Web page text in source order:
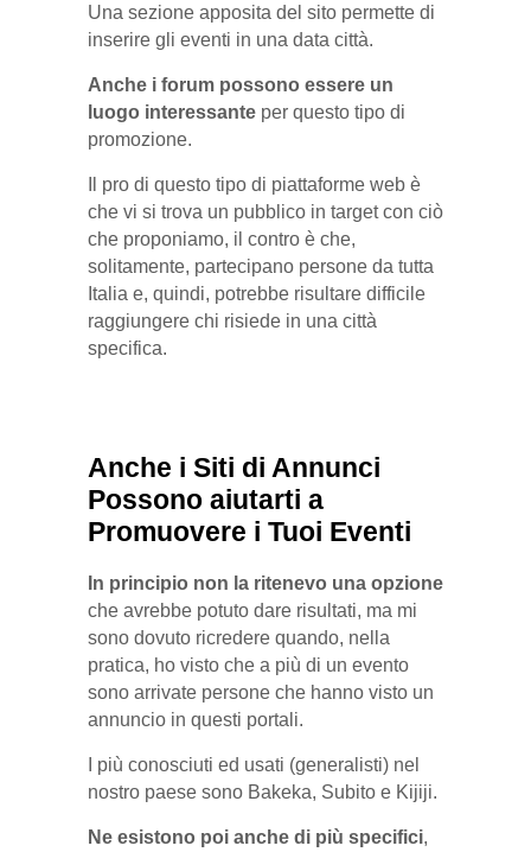
Una sezione apposita del sito permette di
inserire gli eventi in una data città.
Anche i forum possono essere un
luogo interessante per questo tipo di
promozione.
Il pro di questo tipo di piattaforme web è
che vi si trova un pubblico in target con ciò
che proponiamo, il contro è che,
solitamente, partecipano persone da tutta
Italia e, quindi, potrebbe risultare difficile
raggiungere chi risiede in una città
specifica.
Anche i Siti di Annunci
Possono aiutarti a
Promuovere i Tuoi Eventi
In principio non la ritenevo una opzione
che avrebbe potuto dare risultati, ma mi
sono dovuto ricredere quando, nella
pratica, ho visto che a più di un evento
sono arrivate persone che hanno visto un
annuncio in questi portali.
I più conosciuti ed usati (generalisti) nel
nostro paese sono Bakeka, Subito e Kijiji.
Ne esistono poi anche di più specifici,